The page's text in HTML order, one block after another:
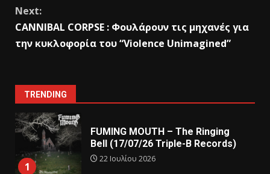
Next:
CANNIBAL CORPSE : Φουλάρουν τις μηχανές για
την κυκλοφορία του “Violence Unimagined”
TRENDING
1
FUMING MOUTH – The Ringing
Bell (17/07/26 Triple-B Records)
22 Ιουλίου 2026